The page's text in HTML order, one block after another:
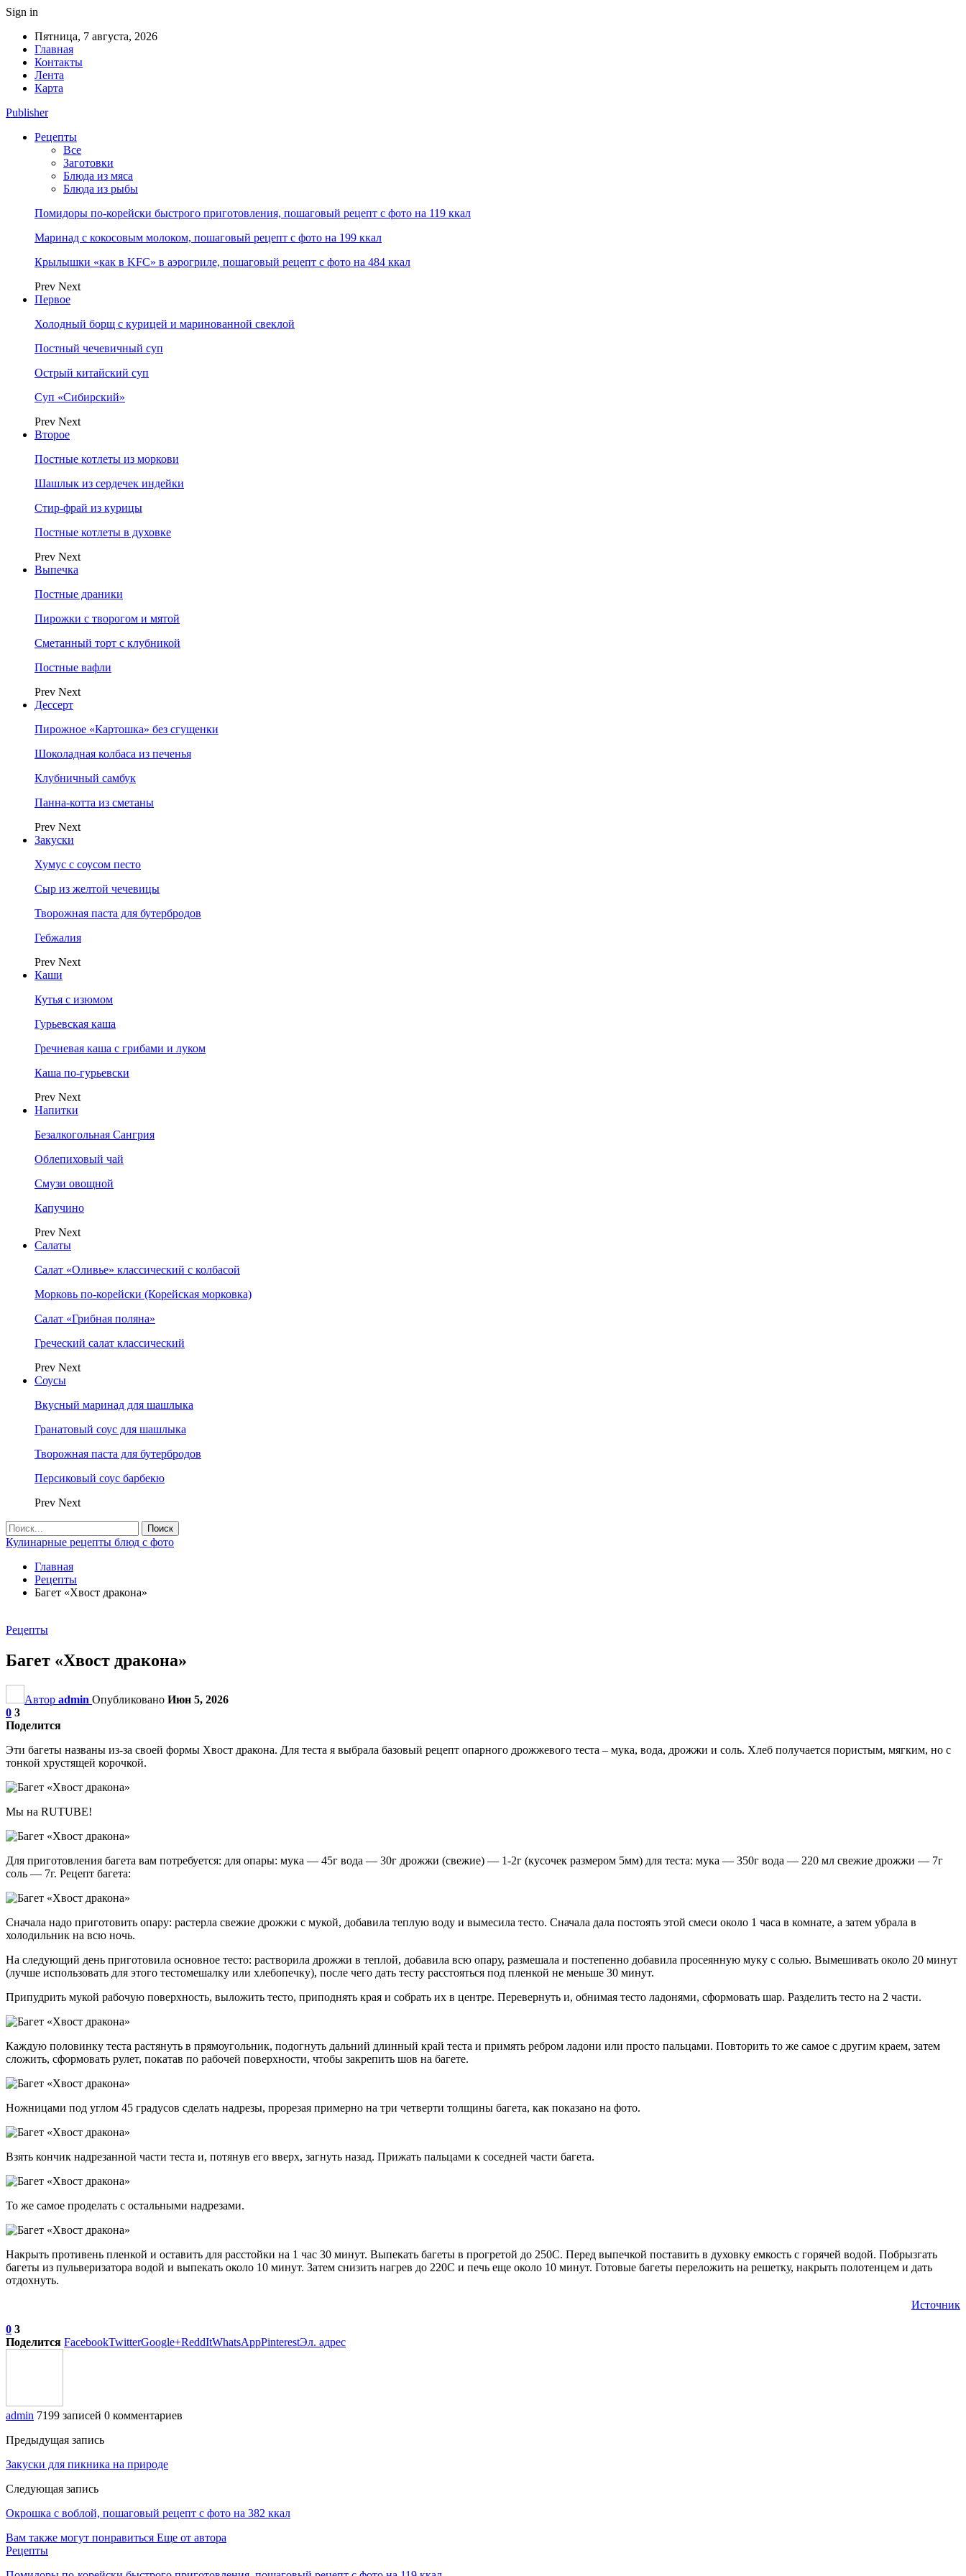
Sign in
Пятница, 7 августа, 2026
Главная
Контакты
Лента
Карта
Publisher
Рецепты
Все
Заготовки
Блюда из мяса
Блюда из рыбы
Помидоры по-корейски быстрого приготовления, пошаговый рецепт с фото на 119 ккал
Маринад с кокосовым молоком, пошаговый рецепт с фото на 199 ккал
Крылышки «как в KFC» в аэрогриле, пошаговый рецепт с фото на 484 ккал
Prev Next
Первое
Холодный борщ с курицей и маринованной свеклой
Постный чечевичный суп
Острый китайский суп
Суп «Сибирский»
Prev Next
Второе
Постные котлеты из моркови
Шашлык из сердечек индейки
Стир-фрай из курицы
Постные котлеты в духовке
Prev Next
Выпечка
Постные драники
Пирожки с творогом и мятой
Сметанный торт с клубникой
Постные вафли
Prev Next
Дессерт
Пирожное «Картошка» без сгущенки
Шоколадная колбаса из печенья
Клубничный самбук
Панна-котта из сметаны
Prev Next
Закуски
Хумус с соусом песто
Сыр из желтой чечевицы
Творожная паста для бутербродов
Гебжалия
Prev Next
Каши
Кутья с изюмом
Гурьевская каша
Гречневая каша с грибами и луком
Каша по-гурьевски
Prev Next
Напитки
Безалкогольная Сангрия
Облепиховый чай
Смузи овощной
Капучино
Prev Next
Салаты
Салат «Оливье» классический с колбасой
Морковь по-корейски (Корейская морковка)
Салат «Грибная поляна»
Греческий салат классический
Prev Next
Соусы
Вкусный маринад для шашлыка
Гранатовый соус для шашлыка
Творожная паста для бутербродов
Персиковый соус барбекю
Prev Next
Кулинарные рецепты блюд с фото
Главная
Рецепты
Багет «Хвост дракона»
Рецепты
Багет «Хвост дракона»
Автор admin Опубликовано Июн 5, 2026
0 3
Поделится
Эти багеты названы из-за своей формы Хвост дракона. Для теста я выбрала базовый рецепт опарного дрожжевого теста – мука, вода, дрожжи и соль. Хлеб получается пористым, мягким, но с
тонкой хрустящей корочкой.
Мы на RUTUBE!
Для приготовления багета вам потребуется: для опары: мука — 45г вода — 30г дрожжи (свежие) — 1-2г (кусочек размером 5мм) для теста: мука — 350г вода — 220 мл свежие дрожжи — 7г
соль — 7г. Рецепт багета:
Сначала надо приготовить опару: растерла свежие дрожжи с мукой, добавила теплую воду и вымесила тесто. Сначала дала постоять этой смеси около 1 часа в комнате, а затем убрала в
холодильник на всю ночь.
На следующий день приготовила основное тесто: растворила дрожжи в теплой, добавила всю опару, размешала и постепенно добавила просеянную муку с солью. Вымешивать около 20 минут
(лучше использовать для этого тестомешалку или хлебопечку), после чего дать тесту расстояться под пленкой не меньше 30 минут.
Припудрить мукой рабочую поверхность, выложить тесто, приподнять края и собрать их в центре. Перевернуть и, обнимая тесто ладонями, сформовать шар. Разделить тесто на 2 части.
Каждую половинку теста растянуть в прямоугольник, подогнуть дальний длинный край теста и примять ребром ладони или просто пальцами. Повторить то же самое с другим краем, затем
сложить, сформовать рулет, покатав по рабочей поверхности, чтобы закрепить шов на багете.
Ножницами под углом 45 градусов сделать надрезы, прорезая примерно на три четверти толщины багета, как показано на фото.
Взять кончик надрезанной части теста и, потянув его вверх, загнуть назад. Прижать пальцами к соседней части багета.
То же самое проделать с остальными надрезами.
Накрыть противень пленкой и оставить для расстойки на 1 час 30 минут. Выпекать багеты в прогретой до 250С. Перед выпечкой поставить в духовку емкость с горячей водой. Побрызгать
багеты из пульверизатора водой и выпекать около 10 минут. Затем снизить нагрев до 220С и печь еще около 10 минут. Готовые багеты переложить на решетку, накрыть полотенцем и дать
отдохнуть.
Источник
0 3
Поделится FacebookTwitterGoogle+ReddItWhatsAppPinterestЭл. адрес
admin 7199 записей 0 комментариев
Предыдущая запись
Закуски для пикника на природе
Следующая запись
Окрошка с воблой, пошаговый рецепт с фото на 382 ккал
Вам также могут понравиться Еще от автора
Рецепты